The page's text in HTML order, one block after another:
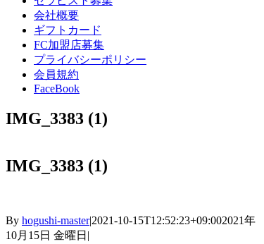
会社概要
ギフトカード
FC加盟店募集
プライバシーポリシー
会員規約
FaceBook
IMG_3383 (1)
IMG_3383 (1)
By hogushi-master|2021-10-15T12:52:23+09:002021年
10月15日 金曜日 |